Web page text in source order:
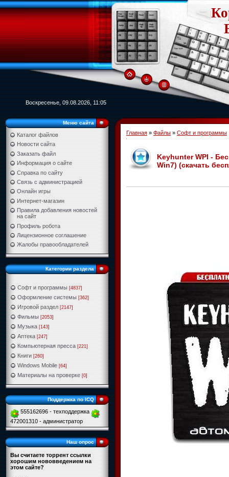
Воскресенье, 09.08.2026, 11:05
Меню сайта
Каталог файлов
Новости сайта
Заказать файл
Информация о сайте
Справка по сайту
Связь с администрацией
Онлайн игры
Интернет-магазин
Правила добавления новостей
на сайт
Профиль робота
Лицензионное соглашение
Жалобы правообладателей
Категории раздела
Софт и программы [4837]
Оформление системы [362]
Игровой раздел [2147]
Фильмы [2053]
Музыка [143]
Аптека [247]
Компьютерная пресса [221]
Книги [260]
Windows Mobile [64]
Материалы на проверке [0]
Поддержка по ICQ
555162696 - техподдержка
472001310 - администратор
Наш опрос
Вы считаете торрент ссылки
хорошим нововведением на
этом сайте?
Главная » Файлы » Софт и программы
Keyhunter WPI -
Win7) (скачать